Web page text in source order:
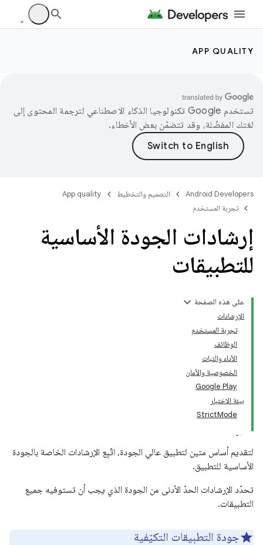
APP QUALITY
تستخدم Google تكنولوجيا الذكاء الاصطناعي لترجمة المحتوى إلى
لغتك المفضّلة، وقد تتضمّن بعض الأخطاء.
Android Developers التصميم والتخطيط
App quality
تجربة المستخدم
إرشادات الجودة الأساسية
للتطبيقات
على هذه الصفحة
الإرشادات
تجربة المستخدم
الوظائف
الأداء والثبات
الخصوصية والأمان
Google Play
بيئة الاختبار
StrictMode
لتقديم أساس متين لتطبيق عالي الجودة، اتّبِع الإرشادات الخاصة بالجودة
الأساسية للتطبيق.
تحدّد الإرشادات الحدّ الأدنى من الجودة الذي يجب أن تستوفيه جميع
التطبيقات.
جودة التطبيقات التكيّفية